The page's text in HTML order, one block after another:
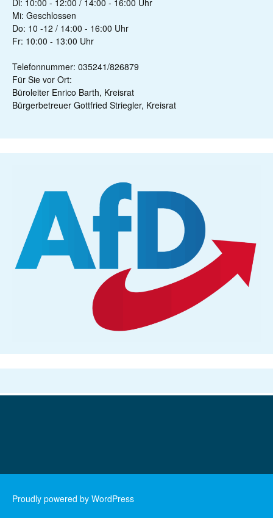
Di: 10:00 - 12:00 / 14:00 - 16:00 Uhr
Mi: Geschlossen
Do: 10 -12 / 14:00 - 16:00 Uhr
Fr: 10:00 - 13:00 Uhr
Telefonnummer: 035241/826879
Für Sie vor Ort:
Büroleiter Enrico Barth, Kreisrat
Bürgerbetreuer Gottfried Striegler, Kreisrat
Proudly powered by WordPress